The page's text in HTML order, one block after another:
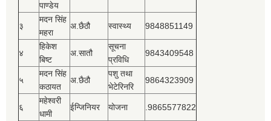
पाण्डेय
३
मदन सिंह
महरा
अ.छैठौ स्वास्थ्य 9848851149
४
हिकेश
बिष्‍ट
अ.सातौ
सूचना
प्रविधि
9843409548
५
मदन सिंह
कठायत
अ.छैठौ
पशु तथा
भेटेरिनरि
9864323909
६
महेश्‍वरी
धामी
ईन्जिनियर योजना .9865577822